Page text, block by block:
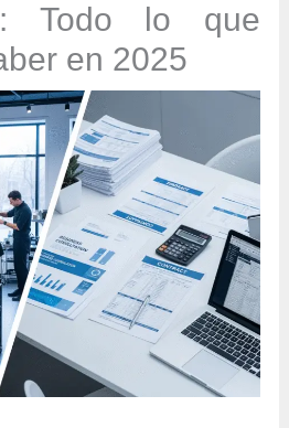
Todo lo que
en 2025